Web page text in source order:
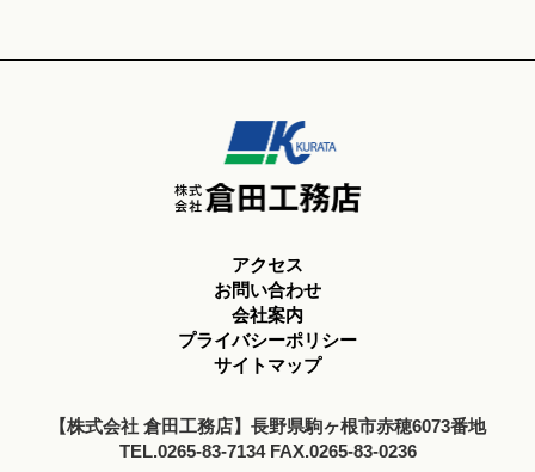
アクセス
お問い合わせ
会社案内
プライバシーポリシー
サイトマップ
【株式会社 倉田工務店】長野県駒ヶ根市赤穂6073番地
TEL.0265-83-7134 FAX.0265-83-0236